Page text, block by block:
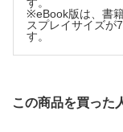
がん薬物療法 （
頭頸部がんに対す
療） （四宮弘隆，
リハビリテーシ
MTX関連リンパ
舌下免疫療法
好酸球性鼻副
す。
※eBook版は、書
スプレイサイズが
す。
この商品を買った